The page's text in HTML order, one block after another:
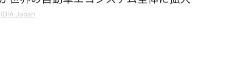
Japan